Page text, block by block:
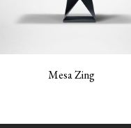
Mesa Zing